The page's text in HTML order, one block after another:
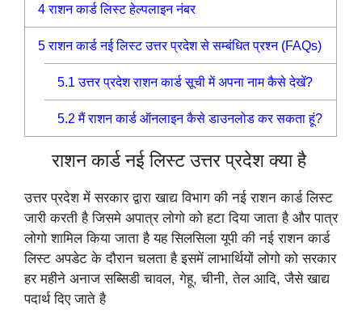
4राशन कार्ड लिस्ट हेल्पलाइन नंबर
5राशन कार्ड नई लिस्ट उत्तर प्रदेश से सम्बंधित प्रश्न (FAQs)
5.1 उत्तर प्रदेश राशन कार्ड सूची में अपना नाम कैसे देखें?
5.2 मैं राशन कार्ड ऑनलाइन कैसे डाउनलोड कर सकता हूं?
राशन कार्ड नई लिस्ट उत्तर प्रदेश क्या है
उत्तर प्रदेश में सरकार द्वारा खाद्य विभाग की नई राशन कार्ड लिस्ट
जारी करती है जिसमे अपात्र लोगो को हटा दिया जाता है और पात्र
लोगो शामिल किया जाता है यह सिलसिला यूपी की नई राशन कार्ड
लिस्ट अपडेट के दौरान चलता है इसमें लाभार्थियों लोगो को सरकार
हर महीने अनाज सब्सिडी चावल, गेहू, चीनी, तेल आदि, जैसे खाद्य
पदार्थ दिए जाते है